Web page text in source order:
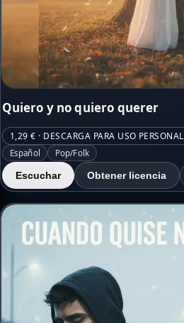
Quiero y no quiero querer
1,29 € · DESCARGA PARA USO PERSONAL
Español Pop/Folk
Escuchar Obtener licencia